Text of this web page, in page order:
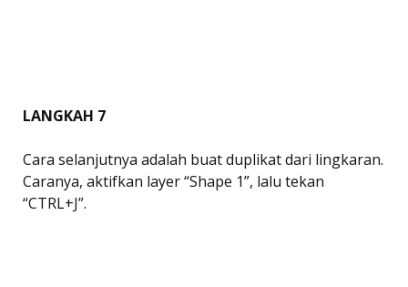
LANGKAH 7
Cara selanjutnya adalah buat duplikat dari lingkaran.
Caranya, aktifkan layer “Shape 1”, lalu tekan
“CTRL+J”.